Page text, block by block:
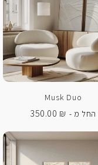
Musk Duo
החל מ -
350.00 ₪